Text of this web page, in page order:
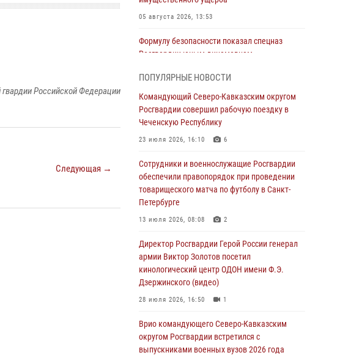
Российской Федерации
Следующая →
05 августа 2026, 13:53
Формулу безопасности показал спецназ
Росгвардии юным динамовцам
В столице росгвардейцы задержали мужчину,
устроившего дебош в букмекерской конторе
В Удмуртии при силовой поддержке спецназа
Росгвардии задержаны подозреваемые в
мошенничестве под видом оказания
оздоровительных услуг (видео)
В Москве дети сотрудников и
военнослужащих Росгвардии посетили
мастер-класс по художественной гимнастике
05 августа 2026, 13:00
Офицеры Росгвардии и ветераны войск
правопорядка почтили память генерала
армии Ивана Кирилловича Яковлева
ПОПУЛЯРНЫЕ НОВОСТИ
Командующий Северо-Кавказским округом
Росгвардии совершил рабочую поездку в
Чеченскую Республику
23 июля 2026, 16:10 6
Сотрудники и военнослужащие Росгвардии
обеспечили правопорядок при проведении
товарищеского матча по футболу в Санкт-
Петербурге
13 июля 2026, 08:08 2
Директор Росгвардии Герой России генерал
армии Виктор Золотов посетил
кинологический центр ОДОН имени Ф.Э.
Дзержинского (видео)
28 июля 2026, 16:50 1
Врио командующего Северо-Кавказским
округом Росгвардии встретился с
выпускниками военных вузов 2026 года